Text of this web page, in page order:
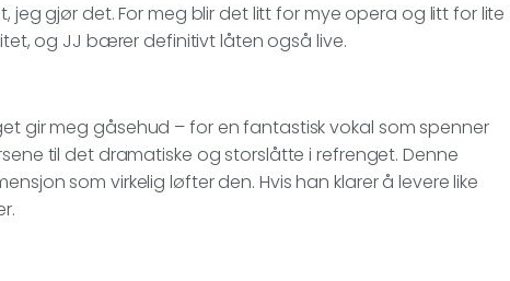
gjør det. For meg blir det litt for mye opera og litt for lite
og JJ bærer definitivt låten også live.
gir meg gåsehud – for en fantastisk vokal som spenner
til det dramatiske og storslåtte i refrenget. Denne
som virkelig løfter den. Hvis han klarer å levere like